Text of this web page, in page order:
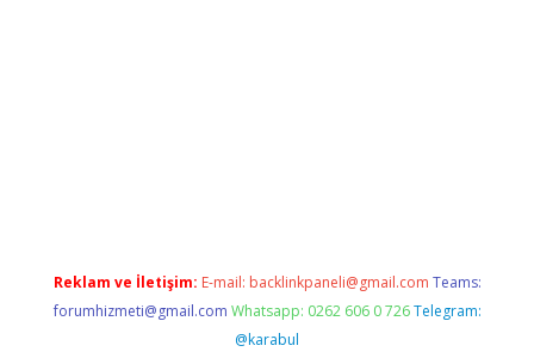
Reklam ve İletişim: E-mail: backlinkpaneli@gmail.com Teams:
forumhizmeti@gmail.com Whatsapp: 0262 606 0 726 Telegram:
@karabul